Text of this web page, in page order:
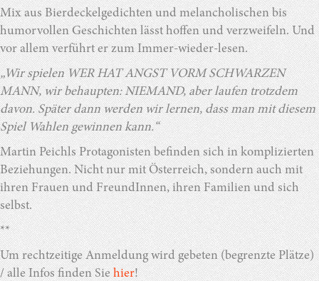
Mix aus Bierdeckelgedichten und melancholischen bis
humorvollen Geschichten lässt hoffen und verzweifeln. Und
vor allem verführt er zum Immer-wieder-lesen.
„Wir spielen WER HAT ANGST VORM SCHWARZEN
MANN, wir behaupten: NIEMAND, aber laufen trotzdem
davon. Später dann werden wir lernen, dass man mit diesem
Spiel Wahlen gewinnen kann.“
Martin Peichls Protagonisten befinden sich in komplizierten
Beziehungen. Nicht nur mit Österreich, sondern auch mit
ihren Frauen und FreundInnen, ihren Familien und sich
selbst.
**
Um rechtzeitige Anmeldung wird gebeten (begrenzte Plätze)
/ alle Infos finden Siehier!